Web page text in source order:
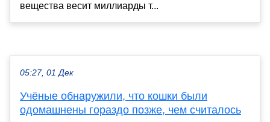
вещества весит миллиарды т...
05:27, 01 Дек
Учёные обнаружили, что кошки были
одомашнены гораздо позже, чем считалось